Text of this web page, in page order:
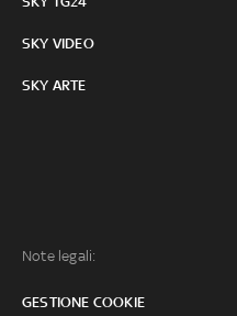
SKY VIDEO
SKY ARTE
Note legali:
GESTIONE COOKIE